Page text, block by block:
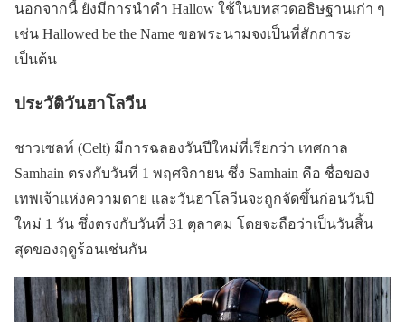
นอกจากนี้ ยังมีการนำคำ Hallow ใช้ในบทสวดอธิษฐานเก่า ๆ
เช่น Hallowed be the Name ขอพระนามจงเป็นที่สักการะ
เป็นต้น
ประวัติวันฮาโลวีน
ชาวเซลท์ (Celt) มีการฉลองวันปีใหม่ที่เรียกว่า เทศกาล
Samhain ตรงกับวันที่ 1 พฤศจิกายน ซึ่ง Samhain คือ ชื่อของ
เทพเจ้าแห่งความตาย และวันฮาโลวีนจะถูกจัดขึ้นก่อนวันปี
ใหม่ 1 วัน ซึ่งตรงกับวันที่ 31 ตุลาคม โดยจะถือว่าเป็นวันสิ้น
สุดของฤดูร้อนเช่นกัน